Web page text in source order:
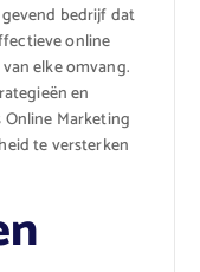
bedrijf dat
online
elke omvang.
en
Marketing
te versterken